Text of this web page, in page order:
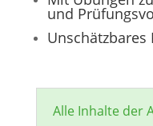
und
Unschätzbares
Alle Inhalte der